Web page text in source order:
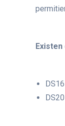
Existen